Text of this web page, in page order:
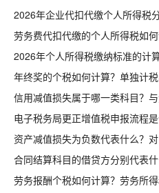
2026年企业代扣代缴个人所得税
年终奖的个税如何计算？单独计
信用减值损失属于哪一类科目？
资产减值损失为负数代表什么？
劳务报酬个税如何计算？劳务所